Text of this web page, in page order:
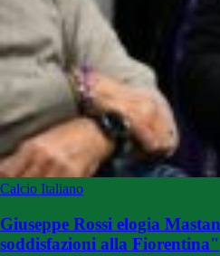
Calcio Italiano
Giuseppe Rossi elogia
soddisfazioni alla Fiorentina"